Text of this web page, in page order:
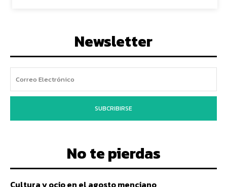
Newsletter
SUBCRIBIRSE
No te pierdas
Cultura y ocio en el agosto menciano